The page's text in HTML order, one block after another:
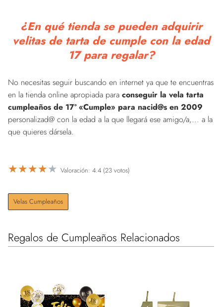
¿En qué tienda se pueden adquirir
velitas de tarta de cumple con la edad
17 para regalar?
No necesitas seguir buscando en internet ya que te encuentras
en la tienda online apropiada para conseguir la vela tarta
cumpleaños de 17º «Cumple» para nacid@s en 2009
personalizad@ con la edad a la que llegará ese amigo/a,... a la
que quieres dársela.
★★★★★ Valoración: 4.4 (23 votos)
Velas Cumpleaños
Regalos de Cumpleaños Relacionados